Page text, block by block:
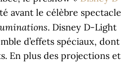
avant le célèbre spectacle
. Disney D-Light
d’effets spéciaux, dont
En plus des projections et